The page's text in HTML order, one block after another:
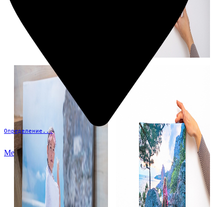
Определение...
Меню